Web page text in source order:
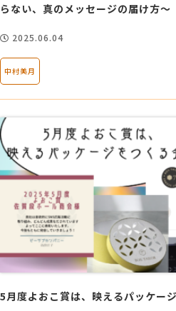
らない、真のメッセージの届け方～
2025.06.04
中村美月
5月度よおこ賞は、映えるパッケー